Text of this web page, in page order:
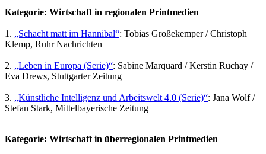
Kategorie: Wirtschaft in regionalen Printmedien
1. „Schacht matt im Hannibal“: Tobias Großekemper / Christoph
Klemp, Ruhr Nachrichten
2. „Leben in Europa (Serie)“: Sabine Marquard / Kerstin Ruchay /
Eva Drews, Stuttgarter Zeitung
3. „Künstliche Intelligenz und Arbeitswelt 4.0 (Serie)“: Jana Wolf /
Stefan Stark, Mittelbayerische Zeitung
Kategorie: Wirtschaft in überregionalen Printmedien